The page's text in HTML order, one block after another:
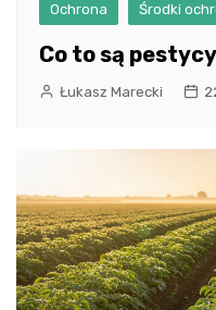
Ochrona Środki
Co to są
Łukasz Marecki